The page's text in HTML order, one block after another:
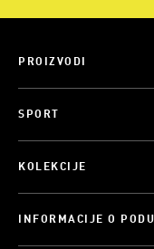
PROIZVODI
SPORT
KOLEKCIJE
INFORMACIJE O